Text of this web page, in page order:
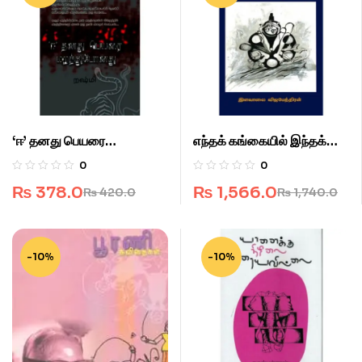
‘ஈ’ தனது பெயரை
மறந்துபோனது
0
₨420.0
₨ 378.0
எந்தக் கங்கையில் இந்தக்
கைகளைக் கழுவுவது?
0
₨1,740.0
₨ 1,566.0
-10% -10%